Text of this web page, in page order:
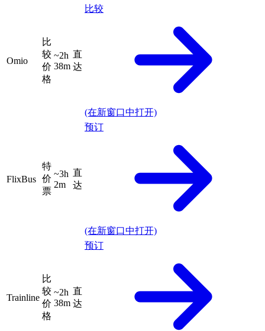
Omio
比
较
价
格
~2h
38m
直
达
比较
(在新窗口中打开)
FlixBus
特
价
票
~3h
2m
直
达
预订
(在新窗口中打开)
Trainline
比
较
价
格
~2h
38m
直
达
预订